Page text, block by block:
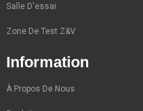
Salle D'essai
Zone De Test Z&V
Information
À Propos De Nous